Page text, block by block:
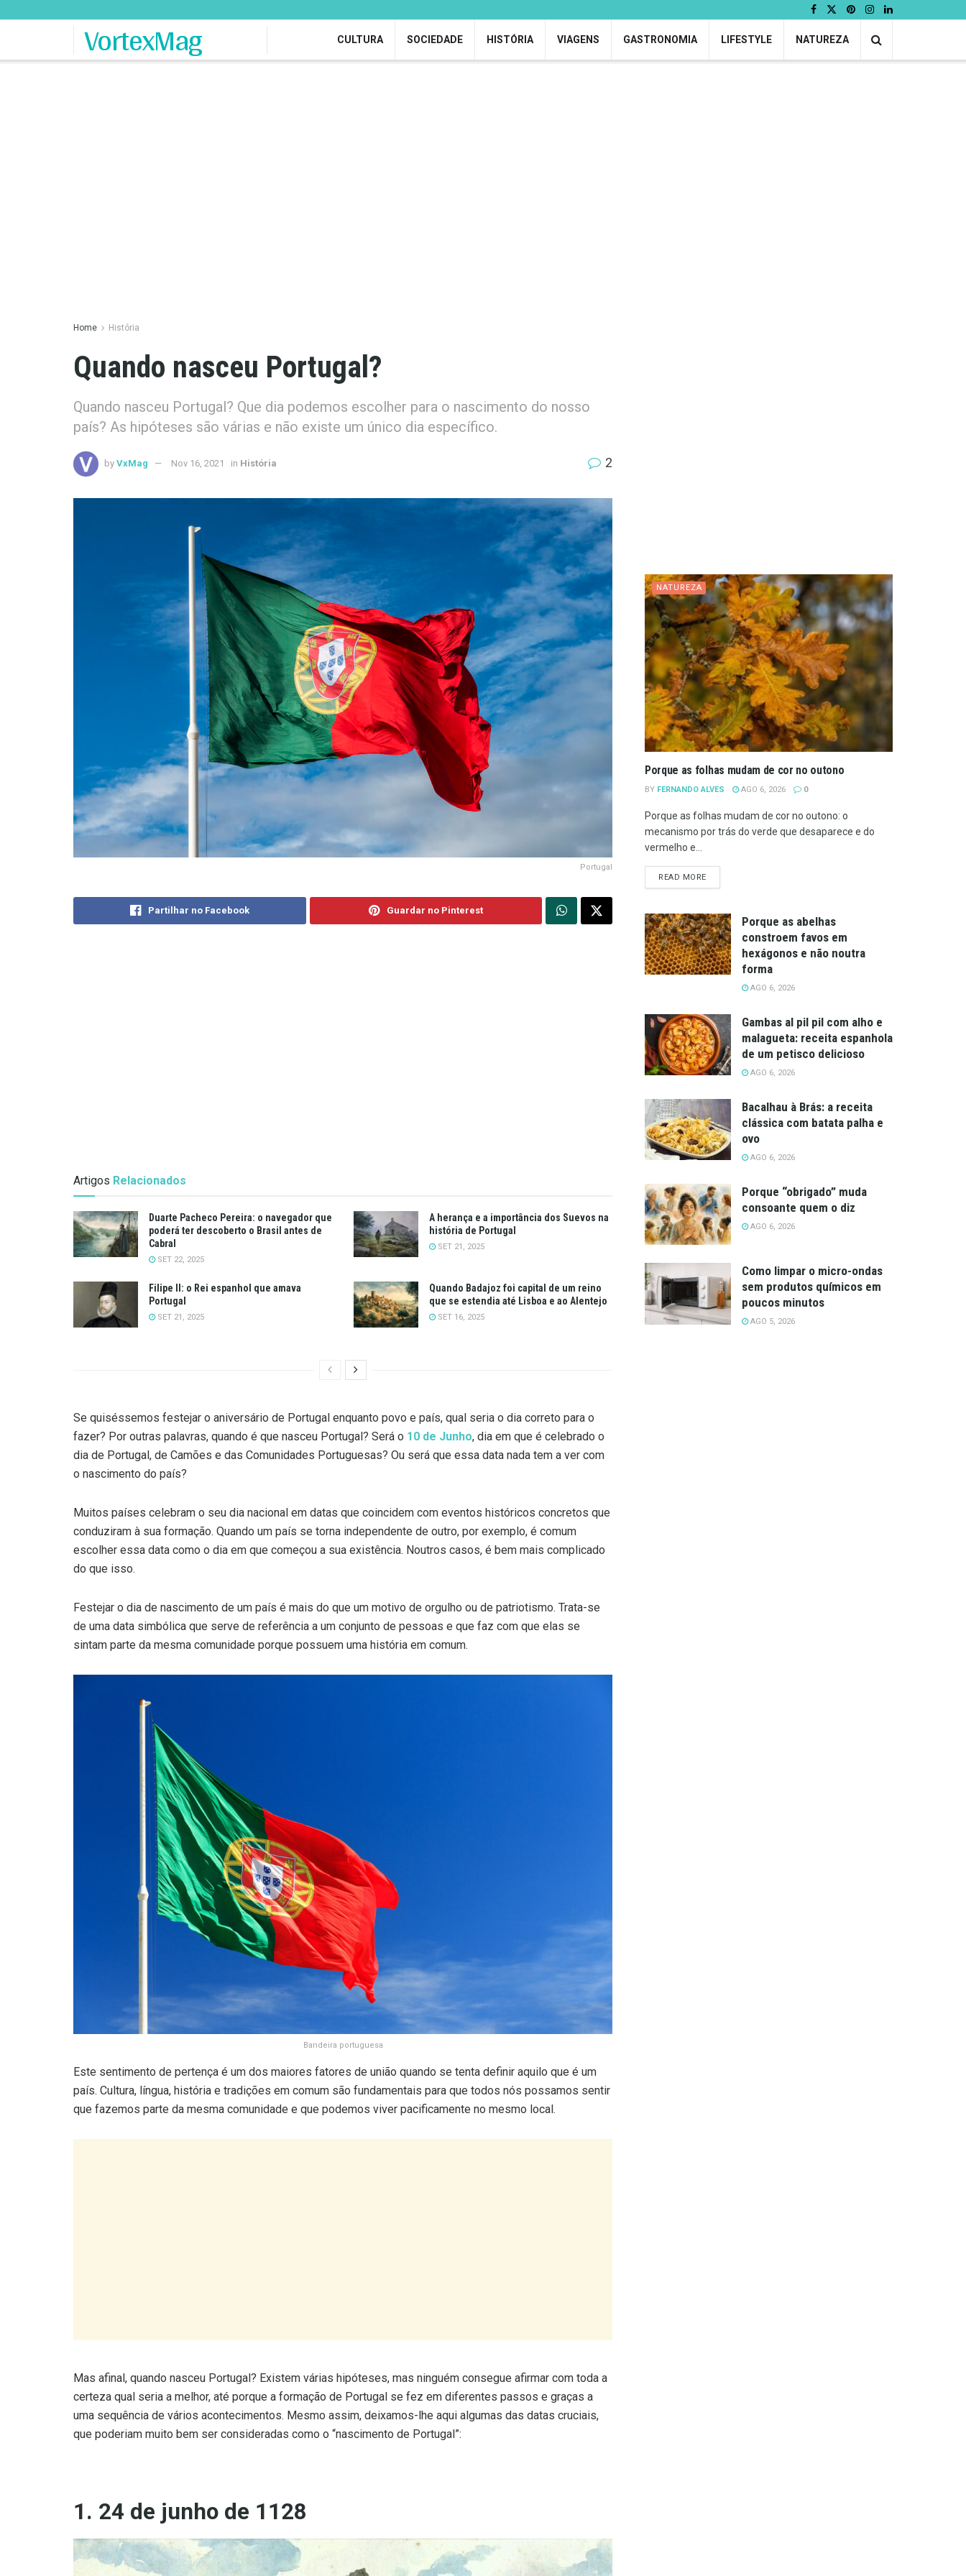
VortexMag CULTURA SOCIEDADE HISTÓRIA VIAGENS GASTRONOMIA LIFESTYLE NATUREZA
Home História
Quando nasceu Portugal?
Quando nasceu Portugal? Que dia podemos escolher para o nascimento do nosso
país? As hipóteses são várias e não existe um único dia específico.
by VxMag Nov 16, 2021 in História 2
Portugal
Partilhar no Facebook Guardar no Pinterest
Artigos Relacionados
Duarte Pacheco Pereira: o navegador que
poderá ter descoberto o Brasil antes de
Cabral
SET 22, 2025
A herança e a importância dos Suevos na
história de Portugal
SET 21, 2025
Filipe II: o Rei espanhol que amava
Portugal
SET 21, 2025
Quando Badajoz foi capital de um reino
que se estendia até Lisboa e ao Alentejo
SET 16, 2025
Se quiséssemos festejar o aniversário de Portugal enquanto povo e país, qual seria o dia correto para o
fazer? Por outras palavras, quando é que nasceu Portugal? Será o 10 de Junho, dia em que é celebrado o
dia de Portugal, de Camões e das Comunidades Portuguesas? Ou será que essa data nada tem a ver com
o nascimento do país?
Muitos países celebram o seu dia nacional em datas que coincidem com eventos históricos concretos que
conduziram à sua formação. Quando um país se torna independente de outro, por exemplo, é comum
escolher essa data como o dia em que começou a sua existência. Noutros casos, é bem mais complicado
do que isso.
Festejar o dia de nascimento de um país é mais do que um motivo de orgulho ou de patriotismo. Trata-se
de uma data simbólica que serve de referência a um conjunto de pessoas e que faz com que elas se
sintam parte da mesma comunidade porque possuem uma história em comum.
Bandeira portuguesa
Este sentimento de pertença é um dos maiores fatores de união quando se tenta definir aquilo que é um
país. Cultura, língua, história e tradições em comum são fundamentais para que todos nós possamos sentir
que fazemos parte da mesma comunidade e que podemos viver pacificamente no mesmo local.
uma sequência de vários acontecimentos. Mesmo assim, deixamos-lhe aqui algumas das datas cruciais,
que poderiam muito bem ser consideradas como o “nascimento de Portugal”:
NATUREZA
Porque as folhas mudam de cor no outono
BY FERNANDO ALVES AGO 6, 2026 0
Porque as folhas mudam de cor no outono: o
mecanismo por trás do verde que desaparece e do
vermelho e...
READ MOREDETAILS
Porque as abelhas
constroem favos em
hexágonos e não noutra
forma
AGO 6, 2026
Gambas al pil pil com alho e
malagueta: receita espanhola
de um petisco delicioso
AGO 6, 2026
Bacalhau à Brás: a receita
clássica com batata palha e
ovo
AGO 6, 2026
Porque “obrigado” muda
consoante quem o diz
AGO 6, 2026
Como limpar o micro-ondas
sem produtos químicos em
poucos minutos
AGO 5, 2026